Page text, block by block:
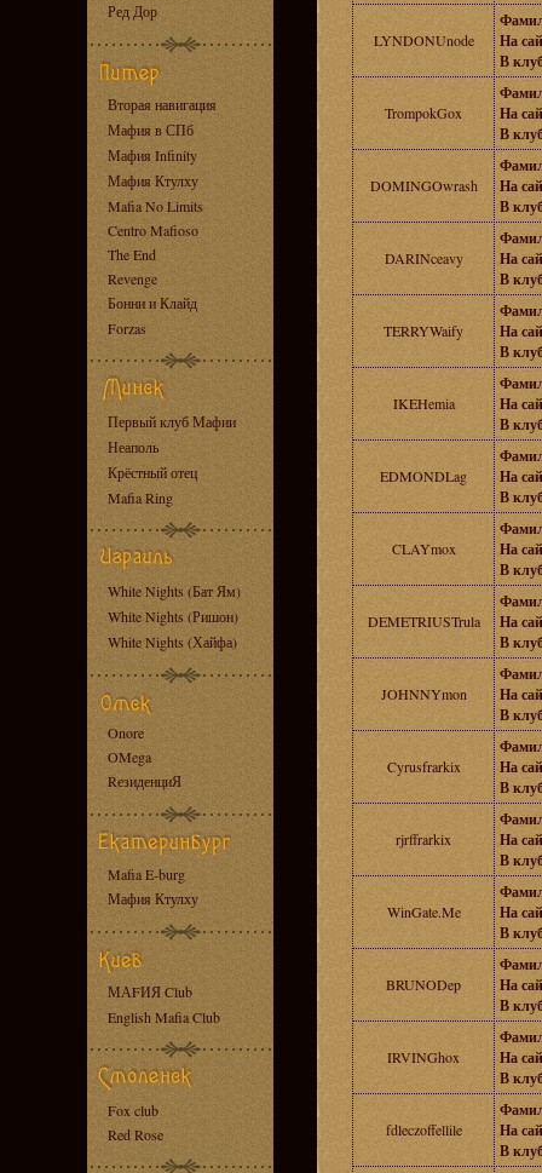
Ред Дор
Вторая навигация
Мафия в СПб
Мафия Infinity
Мафия Ктулху
Mafia No Limits
Centro Mafioso
The End
Revenge
Бонни и Клайд
Forzas
Первый клуб Мафии
Неаполь
Крёстный отец
Mafia Ring
White Nights (Бат Ям)
White Nights (Ришон)
White Nights (Хайфа)
Onore
OMega
RезиденциЯ
Mafia E-burg
Мафия Ктулху
МАFИЯ Club
English Mafia Club
Fox club
Red Rose
LYNDONUnode
На
В
TrompokGox
На
В
DOMINGOwrash
На
В
DARINceavy
На
В
TERRYWaify
На
В
IKEHemia
На
В
EDMONDLag
На
В
CLAYmox
На
В
DEMETRIUSTrula
На
В
JOHNNYmon
На
В
Cyrusfrarkix
На
В
rjrffrarkix
На
В
WinGate.Me
На
В
BRUNODep
На
В
IRVINGhox
На
В
fdleczoffellile
На
В